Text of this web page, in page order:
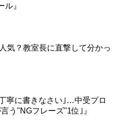
』
気？教室長に直撃して分かっ
寧に書きなさい｣…中受プロ
う"NGフレーズ"1位｣』